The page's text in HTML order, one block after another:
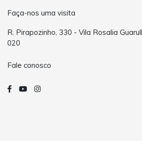
Faça-nos uma visita
R. Pirapozinho, 330 - Vila Rosalia
020
Fale conosco